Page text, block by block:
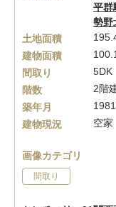
平群
勢野
土地面積
建物面積
間取り
5DK
階数
2階
築年月
建物現況
空家
画像カテゴリ
間取り